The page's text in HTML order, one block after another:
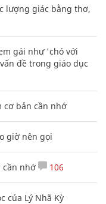
lượng giác bằng thơ,
gái như 'chó với
đề trong giáo dục
cơ bản cần nhớ
giờ nên gọi
cần nhớ 106
của Lý Nhã Kỳ